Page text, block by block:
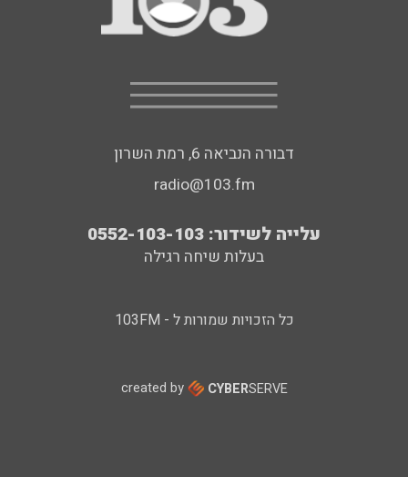
דבורה הנביאה 6, רמת השרון
radio@103.fm
עלייה לשידור: 0552-103-103
בעלות שיחה רגילה
כל הזכויות שמורות ל - 103FM
created by CYBERSERVE